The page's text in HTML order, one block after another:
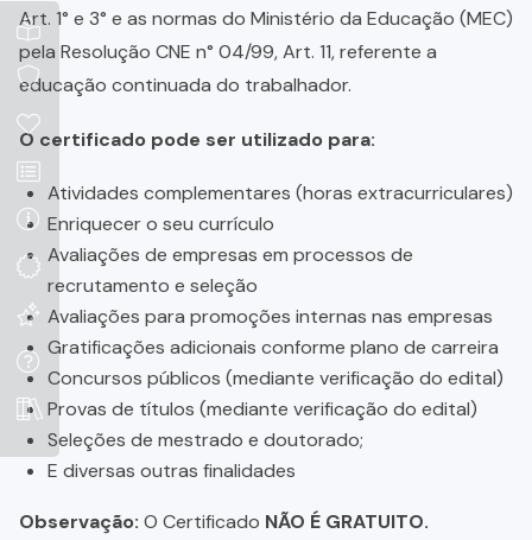
Art. 1° e 3° e as normas do Ministério da Educação (MEC)
pela Resolução CNE n° 04/99, Art. 11, referente a
educação continuada do trabalhador.
O certificado pode ser utilizado para:
Atividades complementares (horas extracurriculares)
Enriquecer o seu currículo
Avaliações de empresas em processos de
recrutamento e seleção
Avaliações para promoções internas nas empresas
Gratificações adicionais conforme plano de carreira
Concursos públicos (mediante verificação do edital)
Provas de títulos (mediante verificação do edital)
Seleções de mestrado e doutorado;
E diversas outras finalidades
Observação: O Certificado NÃO É GRATUITO.